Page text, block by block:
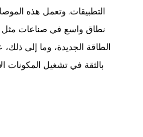
التطبيقات. وتعمل هذه
نطاق واسع في صناعات مثل
الطاقة الجديدة، وما إلى
بالثقة في تشغيل المكونات